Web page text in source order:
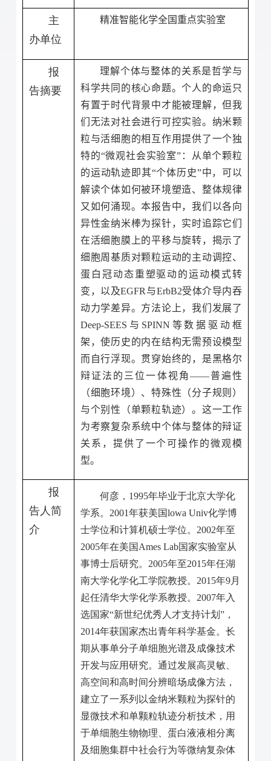
主
办单位
精准智能化学全国 重点实验室
报
告摘要
理解个体与整体的关系是哲学与
科学共同的核心命题。个人的命运只
有置于时代背景中才能被理解，但我
们无法对社会进行可控实验。纳米颗
粒与活细胞的相互作用提供了一个独
特的“微观社会实验室”：从单个颗粒
的运动轨迹即其“个体历史”中，可以
解读个体如何被环境塑造、整体规律
又如何涌现。本报告中，我们以各向
异性金纳米棒为探针，实时追踪它们
在活细胞膜上的平移与旋转，揭示了
细胞周基质对颗粒运动的主动调控、
蛋白冠动态重塑驱动的运动模式转
变，以及EGFR 与ErbB2受体介导内吞
动力学差异。方法论上，我们发展了
Deep-SEES 与 SPINN 等数据驱动框
架，使历史的内在结构无需预设模型
而自行浮现。贯穿始终的，是黑格尔
辩证法的三位一体视角——普遍性
（细胞环境）、特殊性（分子规则）
与个别性（单颗粒轨迹）。这一工作
为考察复杂系统中个体与整体的辩证
关系，提供了一个可操作的微观模
型。
报
告人简
介
何彦， 1995年毕业于北京大学化
学系。 2001年获美国lowa Univ化学博
士学位和计算机硕士学位。 2002年至
2005年在美国 Ames Lab国家实验室从
事博士后研究。 2005年至2015年任湖
南大学化学化工学院教授。 2015年9月
起任清华大学化学系教授。 2007年入
选国家“新世纪优秀人才支持计划”，
2014年获国家杰出青年科学基金。长
期从事单分子单细胞光谱及成像技术
开发与应用研究。通过发展高灵敏、
高空间和高时间分辨暗场成像方法，
建立了一系列以金纳米颗粒为探针的
显微技术和单颗粒轨迹分析技术，用
于单细胞生物物理、蛋白液液相分离
及细胞集群中社会行为等微纳复杂体